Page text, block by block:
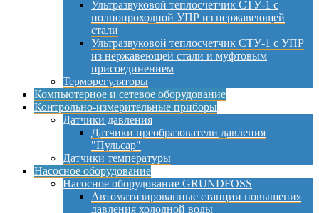
Ультразвуковой теплосчетчик СТУ-1 с
полнопроходной УПР из нержавеющей
стали
Ультразвуковой теплосчетчик СТУ-1 с УПР
из нержавеющей стали и муфтовым
присоединением
Терморегуляторы
Компьютерное и сетевое оборудование
Контрольно-измерительные приборы
Датчики давления
Датчики преобразователи давления
"Пульсар"
Датчики температуры
Насосное оборудование
Насосное оборудование GRUNDFOSS
Автоматизированные станции повышения
давления холодной воды